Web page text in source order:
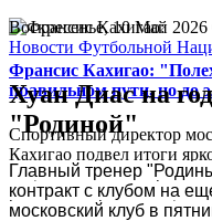
Франсис Кахигао:
правильном пути, но до
Спортивный директор
Кахигао подвел итоги
в кубковом матче против
рассказал о работе
Воскресенье, 10 Май 2026
Новости Футбольной
Хуан Диас на
"Родиной"
Главный тренер
контракт с клубом на
московский клуб в